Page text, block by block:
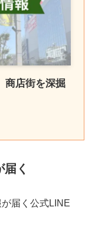
商店街を深掘
く
届く公式LINE